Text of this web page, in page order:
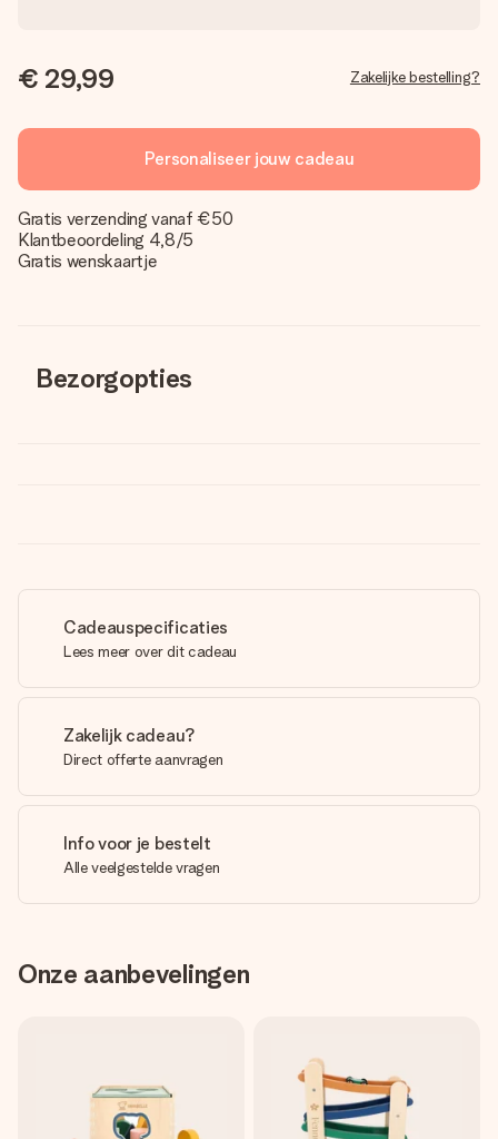
€ 29,99 Zakelijke bestelling?
Personaliseer jouw cadeau
Gratis verzending vanaf €50
Klantbeoordeling 4,8/5
Gratis wenskaartje
Bezorgopties
Cadeauspecificaties
Lees meer over dit cadeau
Zakelijk cadeau?
Direct offerte aanvragen
Info voor je bestelt
Alle veelgestelde vragen
Onze aanbevelingen